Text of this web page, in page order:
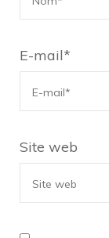
E-mail*
Site web